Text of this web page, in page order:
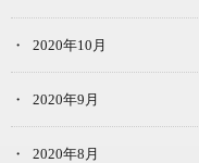
2020年10月
2020年9月
2020年8月